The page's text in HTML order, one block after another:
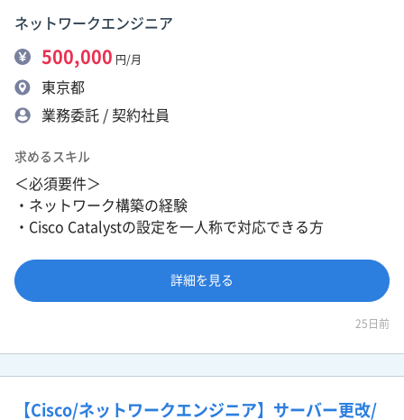
ネットワークエンジニア
500,000 円/月
東京都
業務委託 / 契約社員
求めるスキル
＜必須要件＞
・ネットワーク構築の経験
・Cisco Catalystの設定を一人称で対応できる方
詳細を見る
25日前
【Cisco/ネットワークエンジニア】サーバー更改/